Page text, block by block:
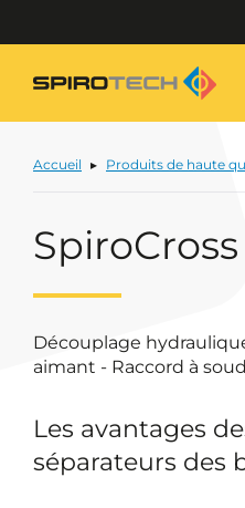
Accueil Produits de haute
Découplage
aimant - Raccord à
Les avantages
séparateurs des